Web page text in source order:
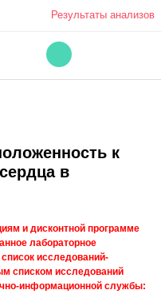
Результаты анализов
к
в
и дисконтной программе
лабораторное
исследований-
списком исследований
информационной службы: